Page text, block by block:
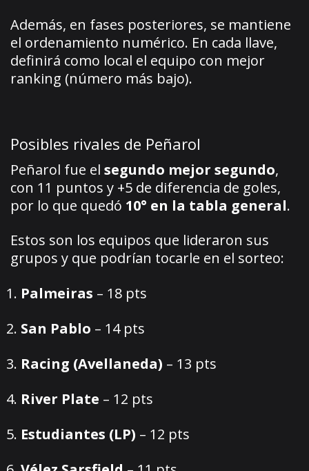
Además, en fases posteriores, se mantiene
el ordenamiento numérico. En cada llave,
definirá como local el equipo con mejor
ranking (número más bajo).
Posibles rivales de Peñarol
Peñarol fue el segundo mejor segundo,
con 11 puntos y +5 de diferencia de goles,
por lo que quedó 10° en la tabla general.
Estos son los equipos que lideraron sus
grupos y que podrían tocarle en el sorteo:
Palmeiras – 18 pts
San Pablo – 14 pts
Racing (Avellaneda) – 13 pts
River Plate – 12 pts
Estudiantes (LP) – 12 pts